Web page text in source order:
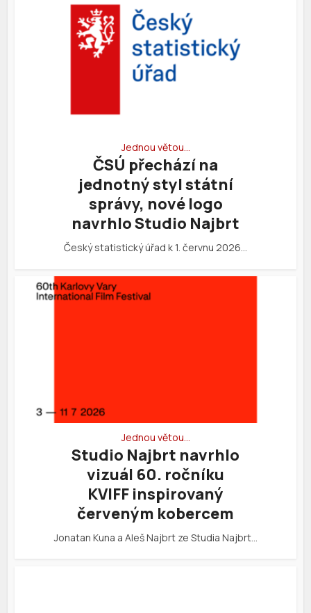
Jednou větou…
ČSÚ přechází na
jednotný styl státní
správy, nové logo
navrhlo Studio Najbrt
Český statistický úřad k 1. červnu 2026…
Jednou větou…
Studio Najbrt navrhlo
vizuál 60. ročníku
KVIFF inspirovaný
červeným kobercem
Jonatan Kuna a Aleš Najbrt ze Studia Najbrt…